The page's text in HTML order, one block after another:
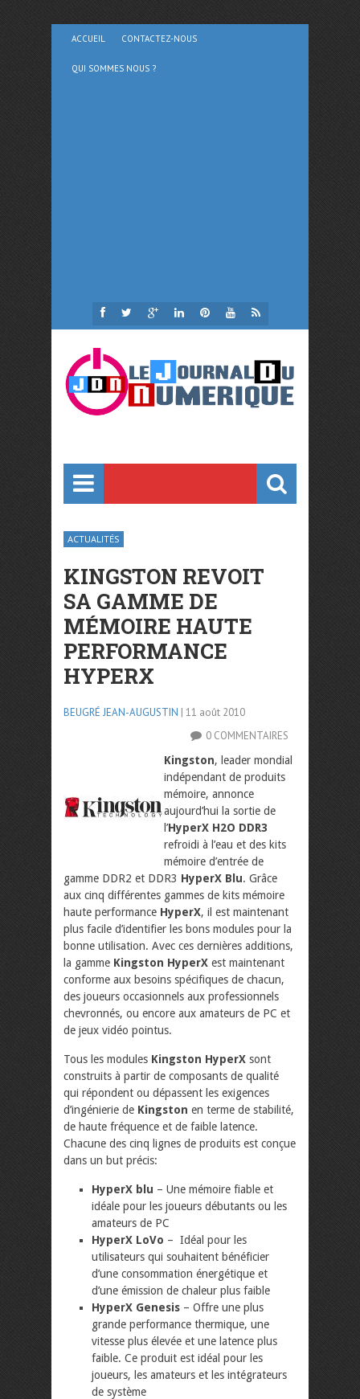
ACCUEIL CONTACTEZ-NOUS
QUI SOMMES NOUS ?
ACTUALITÉS
KINGSTON REVOIT
SA GAMME DE
MÉMOIRE HAUTE
PERFORMANCE
HYPERX
BEUGRÉ JEAN-AUGUSTIN | 11 août 2010
0 COMMENTAIRES
Kingston, leader mondial
indépendant de produits
mémoire, annonce
aujourd’hui la sortie de
l’HyperX H2O DDR3
refroidi à l’eau et des kits
mémoire d’entrée de
gamme DDR2 et DDR3 HyperX Blu. Grâce
aux cinq différentes gammes de kits mémoire
haute performance HyperX, il est maintenant
plus facile d’identifier les bons modules pour la
bonne utilisation. Avec ces dernières additions,
la gamme Kingston HyperX est maintenant
conforme aux besoins spécifiques de chacun,
des joueurs occasionnels aux professionnels
chevronnés, ou encore aux amateurs de PC et
de jeux vidéo pointus.
Tous les modules Kingston HyperX sont
construits à partir de composants de qualité
qui répondent ou dépassent les exigences
d’ingénierie de Kingston en terme de stabilité,
de haute fréquence et de faible latence.
Chacune des cinq lignes de produits est conçue
dans un but précis:
HyperX blu – Une mémoire fiable et
idéale pour les joueurs débutants ou les
amateurs de PC
HyperX LoVo – Idéal pour les
utilisateurs qui souhaitent bénéficier
d’une consommation énergétique et
d’une émission de chaleur plus faible
HyperX Genesis – Offre une plus
grande performance thermique, une
vitesse plus élevée et une latence plus
faible. Ce produit est idéal pour les
joueurs, les amateurs et les intégrateurs
de système